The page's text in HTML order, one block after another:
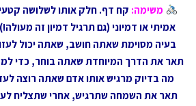
משימה: קח דף. חלק אותו לשלושה
אמיתי או דמיוני (גם תרגיל דמיון זה
בעיה מסוימת שאתה חושב, שאתה יכול
תאר את הדרך המיוחדת שאתה בוחר, כדי
מה בדיוק מרגיש אותו אדם שאתה רוצה
תאר את השמחה שתרגיש, אחרי שתצליח